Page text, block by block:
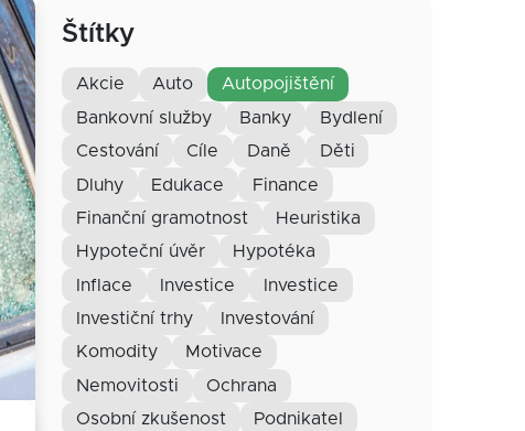
Štítky
akcie auto
autopojištění
bankovní služby
banky
bydlení
cestování
cíle daně
děti
dluhy
edukace
finance
finanční gramotnost
heuristika
hypoteční úvěr
hypotéka
inflace
investice
Investice
investiční trhy
investování
komodity
motivace
nemovitosti
ochrana
osobní zkušenost
podnikatel